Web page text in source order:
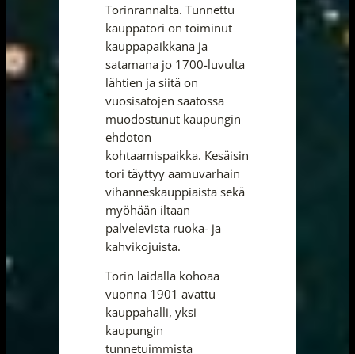
Torinrannalta. Tunnettu
kauppatori on toiminut
kauppapaikkana ja
satamana jo 1700-luvulta
lähtien ja siitä on
vuosisatojen saatossa
muodostunut kaupungin
ehdoton
kohtaamispaikka. Kesäisin
tori täyttyy aamuvarhain
vihanneskauppiaista sekä
myöhään iltaan
palvelevista ruoka- ja
kahvikojuista.
Torin laidalla kohoaa
vuonna 1901 avattu
kauppahalli, yksi
kaupungin
tunnetuimmista